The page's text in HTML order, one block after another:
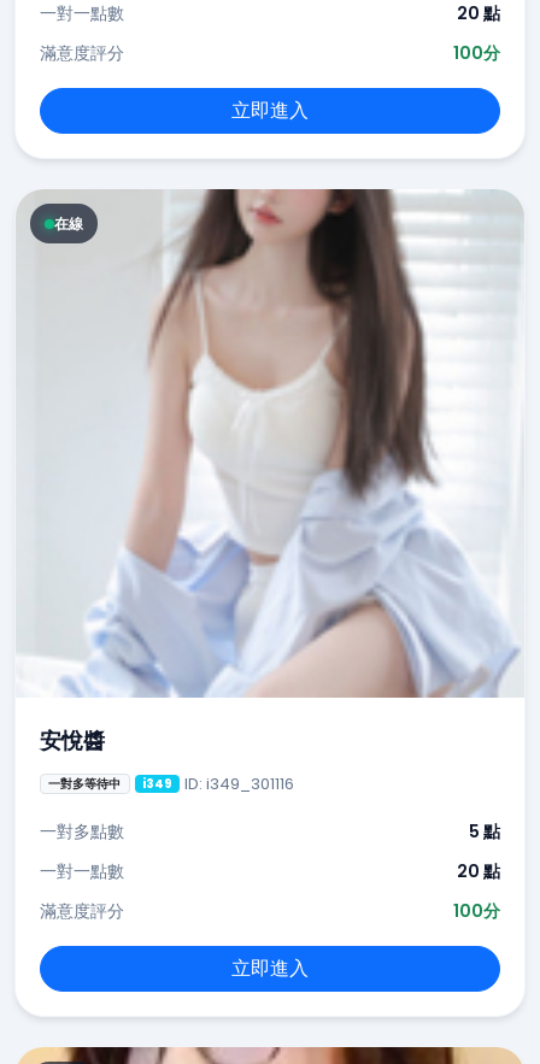
一對一點數
20 點
滿意度評分
100分
立即進入
在線
安悅醬
一對多等待中 i349 ID: i349_301116
一對多點數
5 點
一對一點數
20 點
滿意度評分
100分
立即進入